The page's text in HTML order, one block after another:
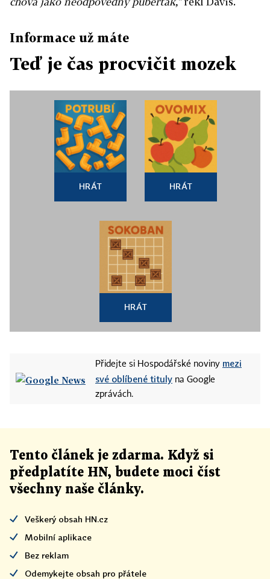
Informace už máte
Teď je čas procvičit mozek
HRÁT HRÁT
HRÁT
Přidejte si Hospodářské noviny mezi
své oblíbené tituly na Google
zprávách.
Tento článek je zdarma. Když si
předplatíte HN, budete moci číst
všechny naše články.
Veškerý obsah HN.cz
Mobilní aplikace
Bez reklam
Odemykejte obsah pro přátele